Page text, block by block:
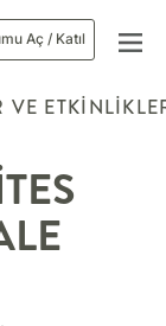
Aç / Katıl
VE